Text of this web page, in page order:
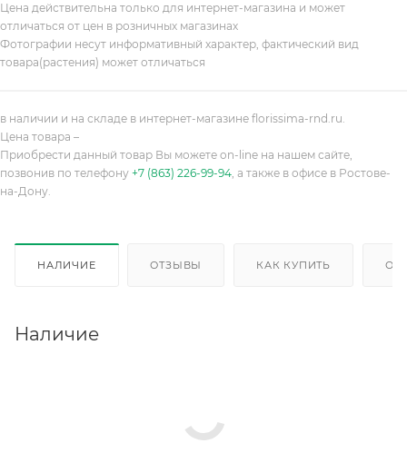
Цена действительна только для интернет-магазина и может
отличаться от цен в розничных магазинах
Фотографии несут информативный характер, фактический вид
товара(растения) может отличаться
в наличии и на складе в интернет-магазине florissima-rnd.ru.
Цена товара –
Приобрести данный товар Вы можете on-line на нашем сайте,
позвонив по телефону +7 (863) 226-99-94, а также в офисе в Ростове-
на-Дону.
НАЛИЧИЕ ОТЗЫВЫ КАК КУПИТЬ
Наличие